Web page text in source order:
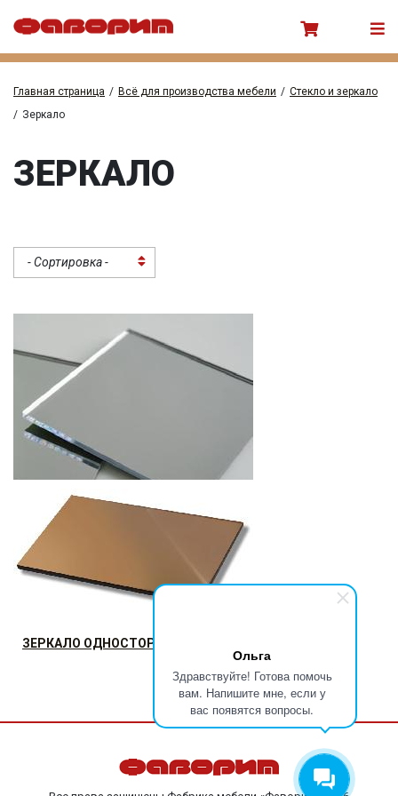
Ольга
Здравствуйте! Готова помочь
вам. Напишите мне, если у
вас появятся вопросы.
Главная страница / Всё для производства мебели / Стекло и зеркало
/ Зеркало
ЗЕРКАЛО
- Сортировка -
ЗЕРКАЛО 4ММ
цена указана за м²
ЗЕРКАЛО ОДНОСТОРОННЕЕ (БРОНЗОВОЕ)